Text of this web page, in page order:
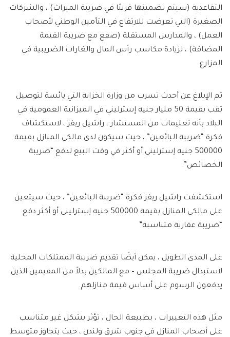
التقاعدية (سيتم تضمينها قريبًا في ضريبة الميراث) ، والشركات
الصغيرة (التي تعرضت للارتفاع في التأمين الوطني لأصحاب
العمل) ، والمدارس المستقلة (صفع مع ضريبة القيمة
المضافة) ، لزيادة مكاسب رأس المال والغارات الضريبية في
المزارع.
تم الإبلاغ عن أحدث تسرب من وزارة الخزانة التي يائسة لتوصيل
ثقب بقيمة 50 مليار جنيه إسترليني في الميزانية العمومية في
البلاد بأنه تعليمات من المستشار ، راشيل ريفز ، لاستكشاف
فكرة “ضريبة البائعين” ، حيث سيكون لدى مالكي المنازل بقيمة
500000 جنيه إسترليني أو أكثر في وقت البيع لدفع “ضريبة
الخصائص”.
استكشفت راشيل ريفز فكرة “ضريبة البائعين” ، حيث سيتعين
على مالكي المنازل بقيمة 500000 جنيه إسترليني أو أكثر دفع
“ضريبة عقارية متناسبة”
على المدى الطويل ، يمكن أيضًا تقديم ضريبة الممتلكات المحلية
لاستبدال ضريبة المجلس – مع المالكين بدلاً من المقيمين الذين
يدفعون الرسوم على أساس قيمة منازلهم.
مثل هذه التغييرات ، بطبيعة الحال ، تؤثر بشكل غير متناسب
على أصحاب المنازل في جنوب شرق ولندن ، حيث يتجاوز متوسط